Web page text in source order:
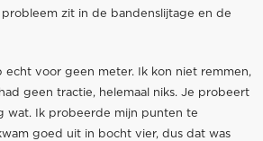
zit in de bandenslijtage en de
echt voor geen meter. Ik kon niet remmen,
geen tractie, helemaal niks. Je probeert
wat. Ik probeerde mijn punten te
goed uit in bocht vier, dus dat was